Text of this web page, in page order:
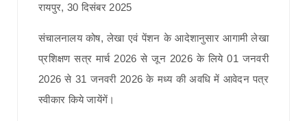
रायपुर, 30 दिसंबर 2025
संचालनालय कोष, लेखा एवं पेंशन के आदेशानुसार आगामी लेखा
प्रशिक्षण सत्र मार्च 2026 से जून 2026 के लिये 01 जनवरी
2026 से 31 जनवरी 2026 के मध्य की अवधि में आवेदन पत्र
स्वीकार किये जायेंगें।